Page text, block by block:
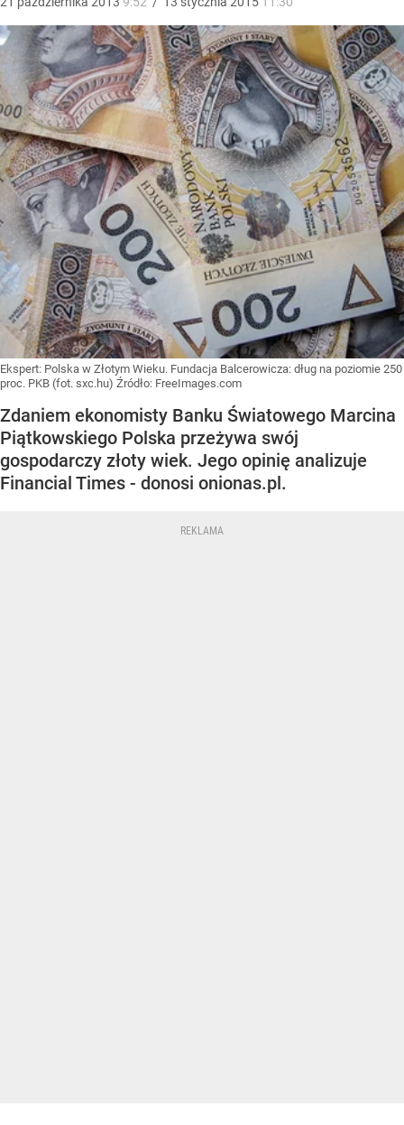
Ekspert: Polska w Złotym Wieku. Fundacja Balcerowicza: dług na poziomie 250
proc. PKB (fot. sxc.hu) Źródło: FreeImages.com
Zdaniem ekonomisty Banku Światowego Marcina
Piątkowskiego Polska przeżywa swój
gospodarczy złoty wiek. Jego opinię analizuje
Financial Times - donosi onionas.pl.